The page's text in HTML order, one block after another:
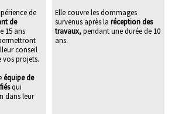
de
de
15 ans
conseil
vos projets.
équipe de
qui
dans leur
Elle couvre les dommages
survenus après laréception des
travaux,pendant une durée de 10
ans.